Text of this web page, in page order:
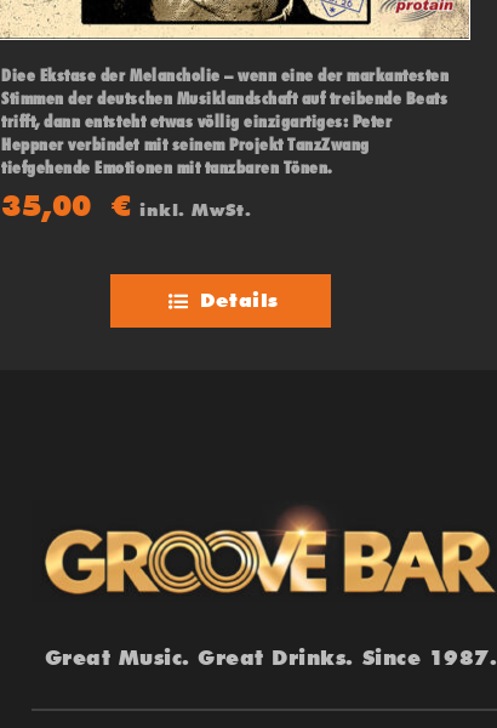
Diee Ekstase der Melancholie – wenn eine der markantesten
Stimmen der deutschen Musiklandschaft auf treibende Beats
trifft, dann entsteht etwas völlig einzigartiges: Peter
Heppner verbindet mit seinem Projekt TanzZwang
tiefgehende Emotionen mit tanzbaren Tönen.
35,00€ inkl. MwSt.
Details
Great Music. Great Drinks. Since 1987.